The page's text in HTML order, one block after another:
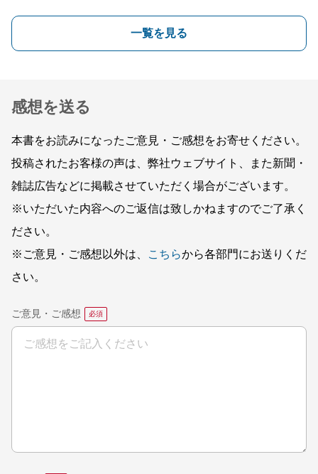
一覧を見る
感想を送る
本書をお読みになったご意見・ご感想をお寄せください。
投稿されたお客様の声は、弊社ウェブサイト、また新聞・
雑誌広告などに掲載させていただく場合がございます。
※いただいた内容へのご返信は致しかねますのでご了承く
ださい。
※ご意見・ご感想以外は、
こちらから各部門にお送りくだ
さい。
ご意見・ご感想